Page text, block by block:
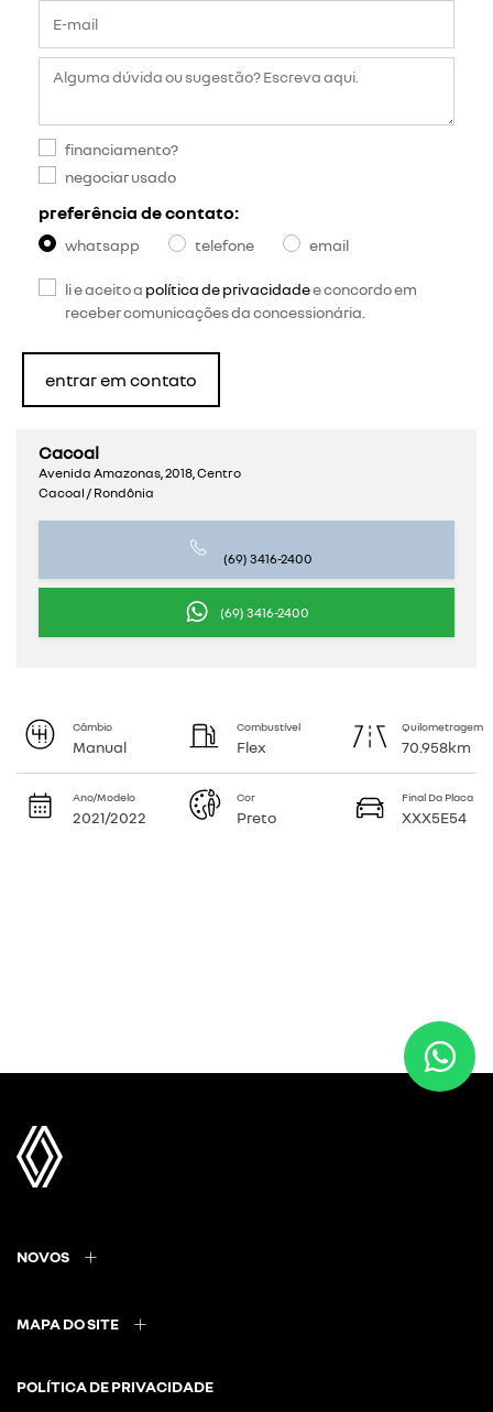
Cacoal
Avenida Amazonas, 2018, Centro
Cacoal / Rondônia
(69) 3416-2400
(69) 3416-2400
financiamento?
negociar usado
preferência de contato:
whatsapp telefone email
li e aceito a política de privacidadee concordo em
receber comunicações da concessionária.
entrar em contato
Câmbio
Manual
Combustível
Flex
Quilometragem
70.958km
Ano/Modelo
2021/2022
Cor
Preto
Final Da Placa
XXX5E54
NOVOS
MAPA DO SITE
POLÍTICA DE PRIVACIDADE